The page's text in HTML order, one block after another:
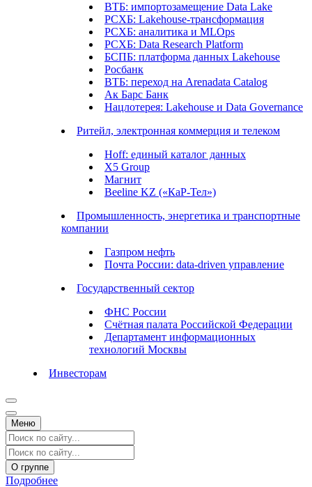
ВТБ: импортозамещение Data Lake
РСХБ: Lakehouse-трансформация
РСХБ: аналитика и MLOps
РСХБ: Data Research Platform
БСПБ: платформа данных Lakehouse
Росбанк
ВТБ: переход на Arenadata Catalog
Ак Барс Банк
Нацлотерея: Lakehouse и Data Governance
Ритейл, электронная коммерция и телеком
Hoff: единый каталог данных
X5 Group
Магнит
Beeline KZ («КаР-Тел»)
Промышленность, энергетика и транспортные
компании
Газпром нефть
Почта России: data-driven управление
Государственный сектор
ФНС России
Счётная палата Российской Федерации
Департамент информационных
технологий Москвы
Инвесторам
Меню
О группе
Подробнее